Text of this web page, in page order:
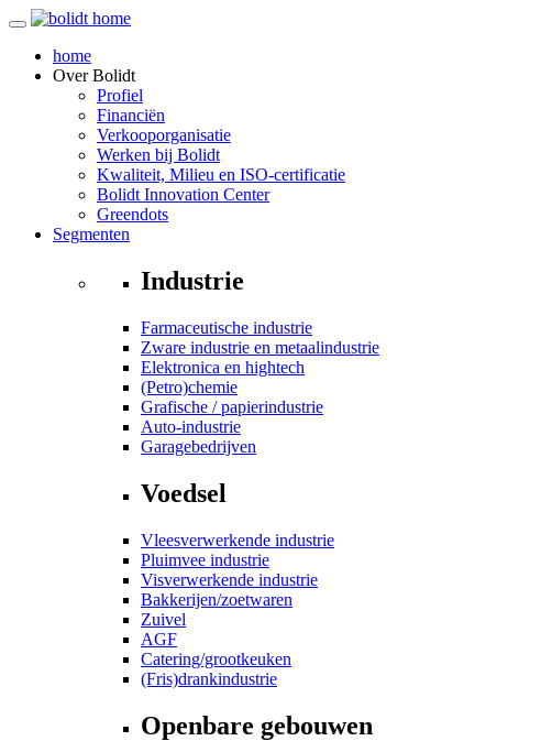
home
OverBolidt
Profiel
Financiën
Verkooporganisatie
Werken bij Bolidt
Kwaliteit, Milieu en ISO-certificatie
Bolidt Innovation Center
Greendots
Segmenten
Industrie
Farmaceutische industrie
Zware industrie en metaalindustrie
Elektronica en hightech
(Petro)chemie
Grafische / papierindustrie
Auto-industrie
Garagebedrijven
Voedsel
Vleesverwerkende industrie
Pluimvee industrie
Visverwerkende industrie
Bakkerijen/zoetwaren
Zuivel
AGF
Catering/grootkeuken
(Fris)drankindustrie
Openbare gebouwen